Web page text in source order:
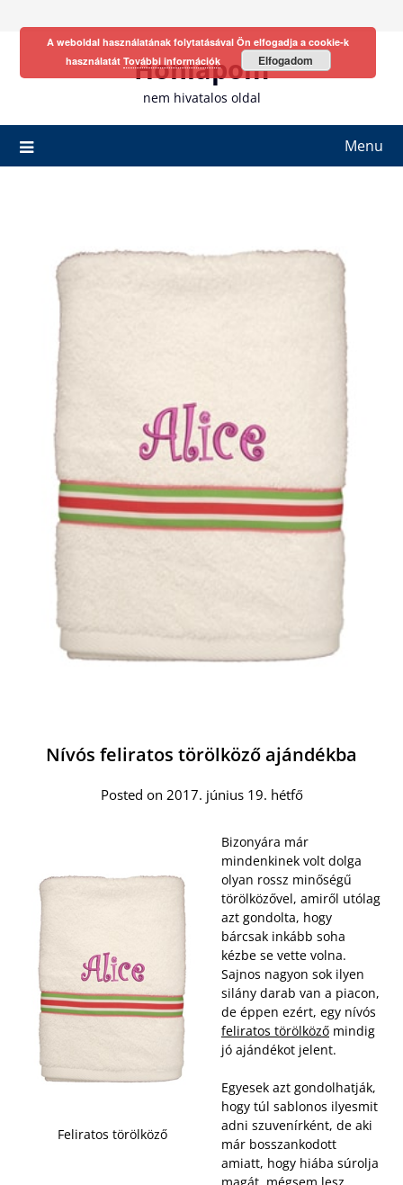
Honlapom
nem hivatalos oldal
Menu
Nívós feliratos törölköző ajándékba
Posted on 2017. június 19. hétfő
Feliratos törölköző
Bizonyára már
mindenkinek volt dolga
olyan rossz minőségű
törölközővel, amiről utólag
azt gondolta, hogy
bárcsak inkább soha
kézbe se vette volna.
Sajnos nagyon sok ilyen
silány darab van a piacon,
de éppen ezért, egy nívós
feliratos törölköző mindig
jó ajándékot jelent.
Egyesek azt gondolhatják,
hogy túl sablonos ilyesmit
adni szuvenírként, de aki
már bosszankodott
amiatt, hogy hiába súrolja
A weboldal használatának folytatásával Ön elfogadja a cookie-k
használatát További információk Elfogadom